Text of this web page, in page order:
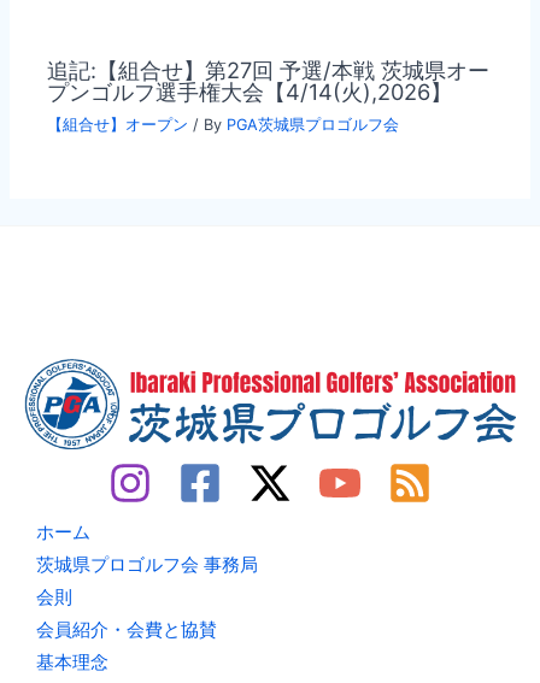
追記:【組合せ】第27回 予選/本戦 茨城県オー
プンゴルフ選手権大会【4/14(火),2026】
【組合せ】オープン / By PGA茨城県プロゴルフ会
ホーム
茨城県プロゴルフ会 事務局
会則
会員紹介・会費と協賛
基本理念